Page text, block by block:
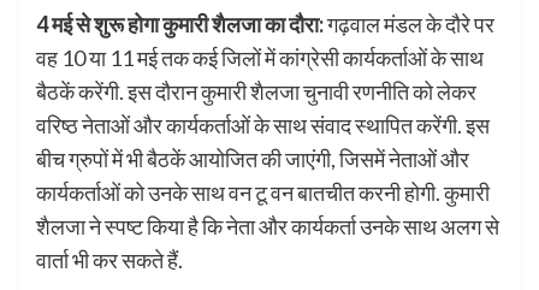
4 मई से शुरू होगा कुमारी शैलजा का दौरा:गढ़वाल मंडल के दौरे पर
वह 10 या 11 मई तक कई जिलों में कांग्रेसी कार्यकर्ताओं के साथ
बैठकें करेंगी. इस दौरान कुमारी शैलजा चुनावी रणनीति को लेकर
वरिष्ठ नेताओं और कार्यकर्ताओं के साथ संवाद स्थापित करेंगी. इस
बीच ग्रुपों में भी बैठकें आयोजित की जाएंगी, जिसमें नेताओं और
कार्यकर्ताओं को उनके साथ वन टू वन बातचीत करनी होगी. कुमारी
शैलजा ने स्पष्ट किया है कि नेता और कार्यकर्ता उनके साथ अलग से
वार्ता भी कर सकते हैं.